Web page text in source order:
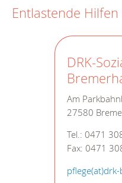
Entlastende
DRK-
Am
27580
Tel.: 0471
Fax: 0471